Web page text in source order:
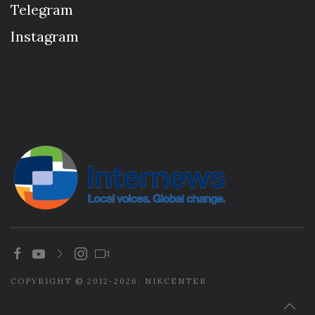
Telegram
Instagram
COPYRIGHT © 2012-2026. NIKCENTER